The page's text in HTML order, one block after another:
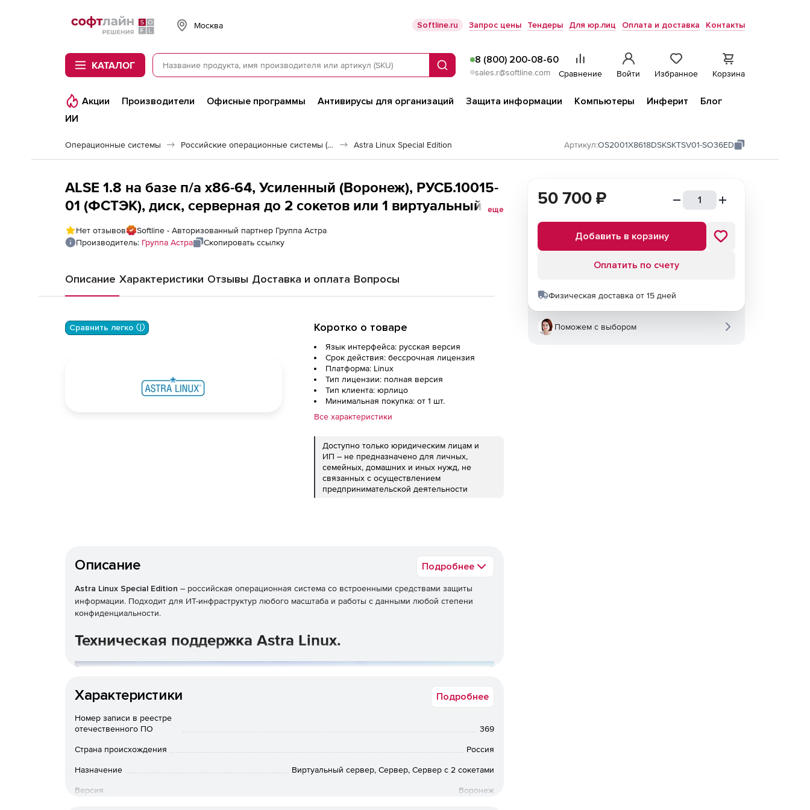
Softline
Москва Softline.ru Запрос цены Тендеры Для юр.лиц Оплата и доставка Контакты
КАТАЛОГ Поиск
8 (800) 200-08-60
sales.r@softline.com Сравнение Войти Избранное Корзина
Акции Производители Офисные программы Антивирусы для организаций Защита информации Компьютеры Инферит
Блог
ИИ
Операционные системы Российские операционные системы (Импортозамещение) Astra Linux Special Edition Артикул:OS2001X8618DSKSKTSV01-SO36ED
ALSE 1.8 на базе п/а х86-64, Усиленный (Воронеж), РУСБ.10015-
01 (ФСТЭК), диск, серверная до 2 сокетов или 1 виртуальный
сервер, на срок действия искл.права, с вкл.обновлениями Тип 1
на 36 мес. (для образовательных организаций и библиотек)
еще
Нет отзывов
Softline - Авторизованный партнер Группа Астра
Производитель: Группа Астра Скопировать ссылку
Описание Характеристики Отзывы Доставка и оплата Вопросы
Сравнить легко ⓘ Коротко о товаре
Язык интерфейса: русская версия
Срок действия: бессрочная лицензия
Платформа: Linux
Тип лицензии: полная версия
Тип клиента: юрлицо
Минимальная покупка: от 1 шт.
Все характеристики
Доступно только юридическим лицам и
ИП – не предназначено для личных,
семейных, домашних и иных нужд, не
связанных с осуществлением
предпринимательской деятельности
Описание Подробнее
Astra Linux Special Edition – российская операционная система со встроенными средствами защиты
информации. Подходит для ИТ-инфраструктур любого масштаба и работы с данными любой степени
конфиденциальности.
Техническая поддержка Astra Linux.
Характеристики Подробнее
Номер записи в реестре
отечественного ПО
369
Страна происхождения Россия
Назначение Виртуальный сервер, Сервер, Сервер с 2 сокетами
Версия Воронеж
50 700 ₽
Добавить в корзину
Оплатить по счету
Физическая доставка от 15 дней
Поможем с выбором